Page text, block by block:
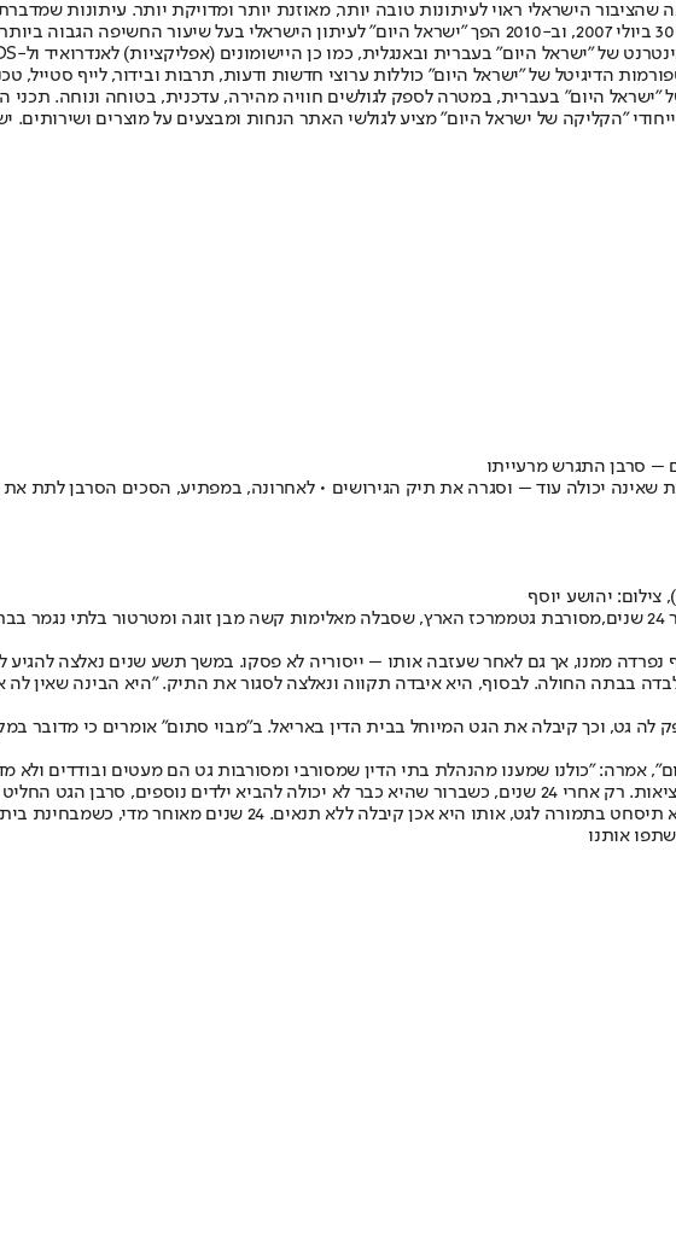
הישראלי ראוי לעיתונות טובה יותר, מאוזנת יותר ומדויקת יותר. עיתונות
תשלום. המהדורה המודפסת הראשונה פורסמה ב-30 ביולי 2007, וב-2010 הפך "ישראל היום" לעיתון
הדיגיטל של "ישראל היום" כוללות ערוצי חדשות ודעות, תרבות ובידור, לייף סטייל,
של "ישראל היום" בעברית, במטרה לספק לגולשים חוויה מהירה, עדכנית, בטוחה ונוחה.
"הקליקה של ישראל היום" מציע לגולשי האתר הנחות ומבצעים על מוצרים ושירותים.
צילום: יהושע יוסף
מסורבת גט
ממנו, אך גם לאחר שעזבה אותו – ייסוריה לא פסקו. במשך תשע שנים נאלצה להגיע
בבתה החולה. לבסוף, היא איבדה תקווה ונאלצה לסגור את התיק. "היא הבינה שאין לה
לה גט, וכך קיבלה את הגט המיוחל בבית הדין באריאל. ב"מבוי סתום" אומרים כי מדובר
"כולנו שמענו מהנהלת בתי הדין שמסורבי ומסורבות גט הם מעטים ובודדים ולא
לתת גט. 24 שנים שבהן סבלה מאלימות קשה".
שנים מאוחר מדי, כשמבחינת בית הדין היא בכלל לא נמנית במניין מסורבות הגט. השיטה הזו חייבת להשתנות".
אותנו